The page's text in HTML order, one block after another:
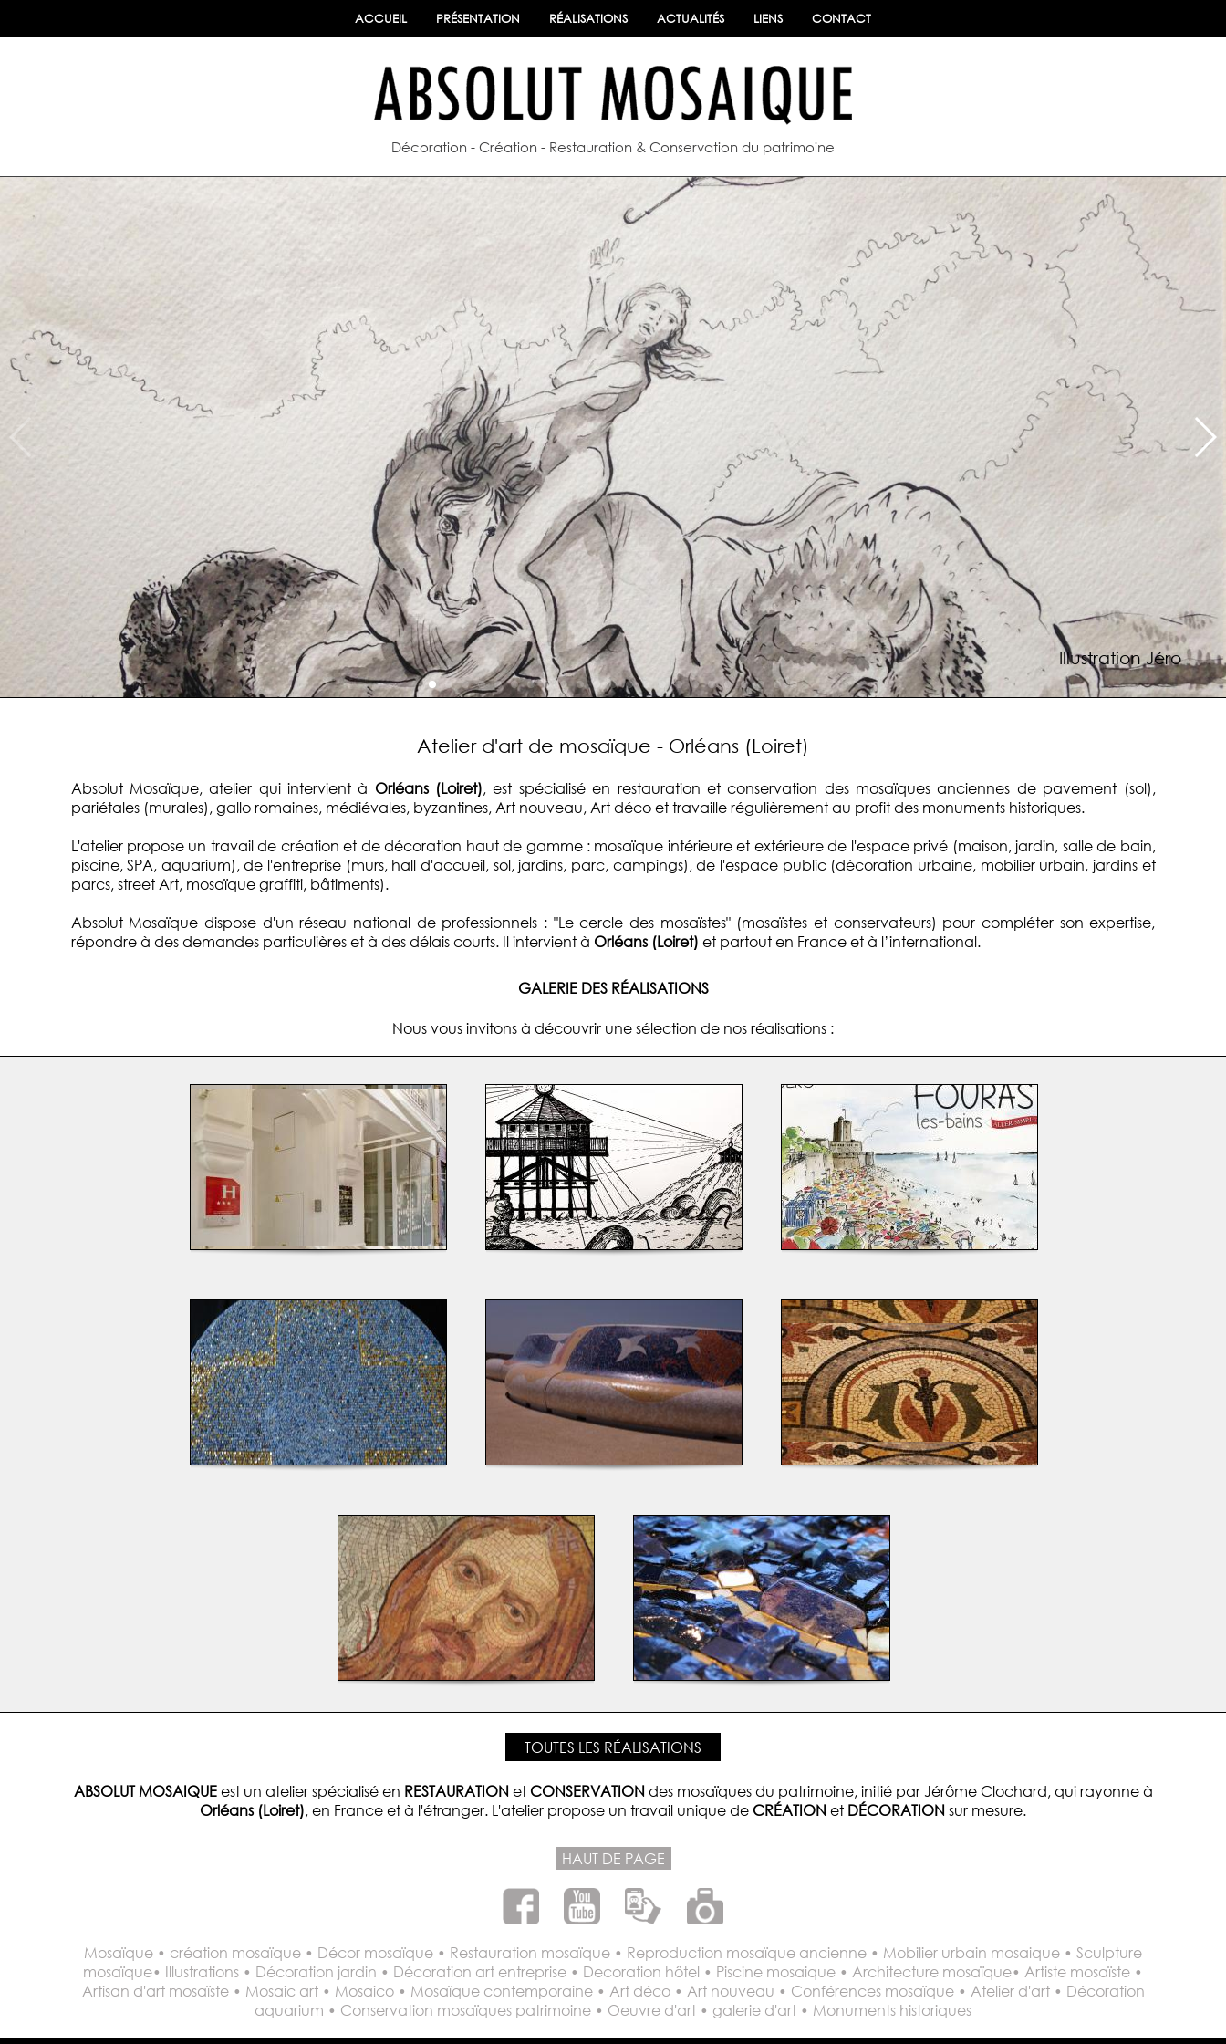
ACCUEIL PRÉSENTATION RÉALISATIONS ACTUALITÉS LIENS CONTACT
Décoration - Création - Restauration & Conservation du patrimoine
Illustration Jéro
Atelier d'art de mosaïque - Orléans (Loiret)
Absolut Mosaïque, atelier qui intervient à Orléans (Loiret), est spécialisé en restauration et conservation des mosaïques anciennes de pavement (sol),
pariétales (murales), gallo romaines, médiévales, byzantines, Art nouveau, Art déco et travaille régulièrement au profit des monuments historiques.
L'atelier propose un travail de création et de décoration haut de gamme : mosaïque intérieure et extérieure de l'espace privé (maison, jardin, salle de bain,
piscine, SPA, aquarium), de l'entreprise (murs, hall d'accueil, sol, jardins, parc, campings), de l'espace public (décoration urbaine, mobilier urbain, jardins et
parcs, street Art, mosaïque graffiti, bâtiments).
Absolut Mosaïque dispose d'un réseau national de professionnels : "Le cercle des mosaïstes" (mosaïstes et conservateurs) pour compléter son expertise,
répondre à des demandes particulières et à des délais courts. Il intervient à Orléans (Loiret) et partout en France et à l’international.
GALERIE DES RÉALISATIONS
Nous vous invitons à découvrir une sélection de nos réalisations :
TOUTES LES RÉALISATIONS
ABSOLUT MOSAIQUEest un atelier spécialisé en RESTAURATIONetCONSERVATIONdes mosaïques du patrimoine, initié par Jérôme Clochard, qui rayonne à
Orléans (Loiret), en France et à l'étranger. L'atelier propose un travail unique deCRÉATIONet DÉCORATIONsur mesure.
HAUT DE PAGE
Mosaïque • création mosaïque • Décor mosaïque • Restauration mosaïque • Reproduction mosaïque ancienne • Mobilier urbain mosaique • Sculpture
mosaïque• Illustrations • Décoration jardin • Décoration art entreprise • Decoration hôtel • Piscine mosaique • Architecture mosaïque• Artiste mosaïste •
Artisan d'art mosaïste • Mosaic art • Mosaico • Mosaïque contemporaine • Art déco • Art nouveau • Conférences mosaïque • Atelier d'art • Décoration
aquarium • Conservation mosaïques patrimoine • Oeuvre d'art • galerie d'art • Monuments historiques